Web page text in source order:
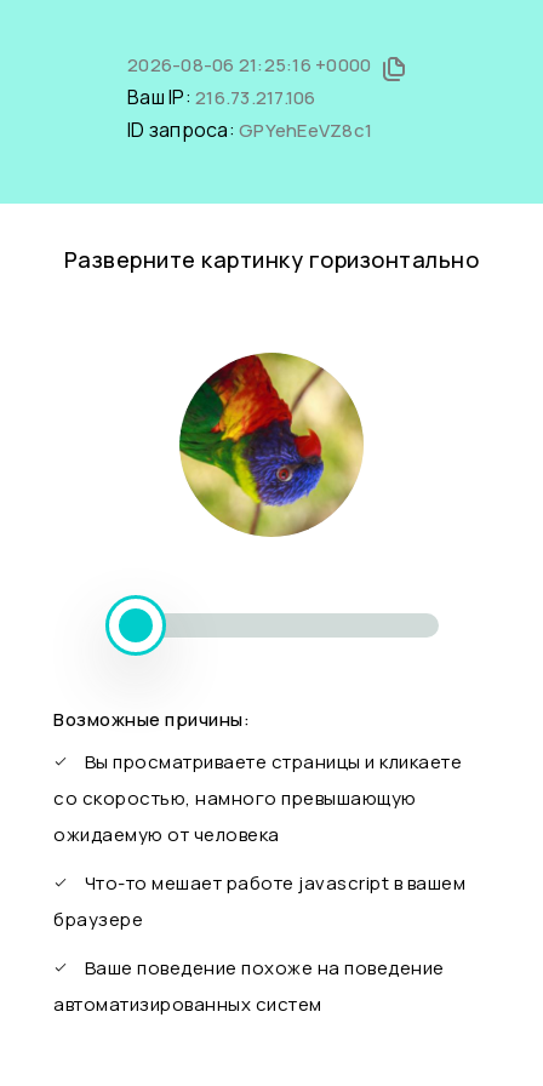
2026-08-06 21:25:16 +0000
Ваш IP: 216.73.217.106
ID запроса: GPYehEeVZ8c1
Разверните картинку горизонтально
Возможные причины:
Вы просматриваете страницы и кликаете
со скоростью, намного превышающую
ожидаемую от человека
Что-то мешает работе javascript в вашем
браузере
Ваше поведение похоже на поведение
автоматизированных систем